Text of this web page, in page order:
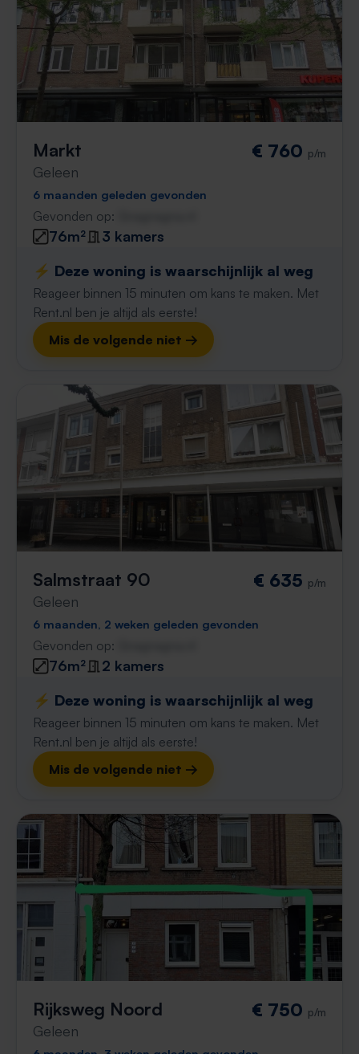
Markt
Geleen
€ 760 p/m
6 maanden geleden gevonden
Gevonden op:
76m²
3 kamers
⚡️ Deze woning is waarschijnlijk al weg
Reageer binnen 15 minuten om kans te maken. Met
Rent.nl ben je altijd als eerste!
Mis de volgende niet →
Salmstraat 90
Geleen
€ 635 p/m
6 maanden, 2 weken geleden gevonden
Gevonden op:
76m²
2 kamers
⚡️ Deze woning is waarschijnlijk al weg
Reageer binnen 15 minuten om kans te maken. Met
Rent.nl ben je altijd als eerste!
Mis de volgende niet →
Rijksweg Noord
Geleen
€ 750 p/m